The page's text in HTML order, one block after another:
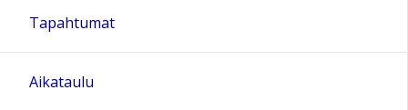
Tapahtumat
Aikataulu